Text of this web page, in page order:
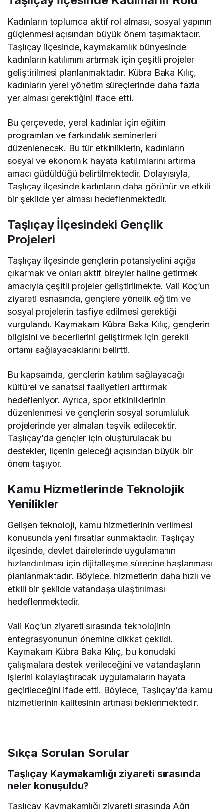
Kadınların toplumda aktif rol alması, sosyal yapının
güçlenmesi açısından büyük önem taşımaktadır.
Taşlıçay ilçesinde, kaymakamlık bünyesinde
kadınların katılımını artırmak için çeşitli projeler
geliştirilmesi planlanmaktadır. Kübra Baka Kılıç,
kadınların yerel yönetim süreçlerinde daha fazla
yer alması gerektiğini ifade etti.
Bu çerçevede, yerel kadınlar için eğitim
programları ve farkındalık seminerleri
düzenlenecek. Bu tür etkinliklerin, kadınların
sosyal ve ekonomik hayata katılımlarını artırma
amacı güdüldüğü belirtilmektedir. Dolayısıyla,
Taşlıçay ilçesinde kadınların daha görünür ve etkili
bir şekilde yer alması hedeflenmektedir.
Taşlıçay İlçesindeki Gençlik
Projeleri
Taşlıçay ilçesinde gençlerin potansiyelini açığa
çıkarmak ve onları aktif bireyler haline getirmek
amacıyla çeşitli projeler geliştirilmekte. Vali Koç’un
ziyareti esnasında, gençlere yönelik eğitim ve
sosyal projelerin tasfiye edilmesi gerektiği
vurgulandı. Kaymakam Kübra Baka Kılıç, gençlerin
bilgisini ve becerilerini geliştirmek için gerekli
ortamı sağlayacaklarını belirtti.
Bu kapsamda, gençlerin katılım sağlayacağı
kültürel ve sanatsal faaliyetleri arttırmak
hedefleniyor. Ayrıca, spor etkinliklerinin
düzenlenmesi ve gençlerin sosyal sorumluluk
projelerinde yer almaları teşvik edilecektir.
Taşlıçay’da gençler için oluşturulacak bu
destekler, ilçenin geleceği açısından büyük bir
önem taşıyor.
Kamu Hizmetlerinde Teknolojik
Yenilikler
Gelişen teknoloji, kamu hizmetlerinin verilmesi
konusunda yeni fırsatlar sunmaktadır. Taşlıçay
ilçesinde, devlet dairelerinde uygulamanın
hızlandırılması için dijitalleşme sürecine başlanması
planlanmaktadır. Böylece, hizmetlerin daha hızlı ve
etkili bir şekilde vatandaşa ulaştırılması
hedeflenmektedir.
Vali Koç’un ziyareti sırasında teknolojinin
entegrasyonunun önemine dikkat çekildi.
Kaymakam Kübra Baka Kılıç, bu konudaki
çalışmalara destek verileceğini ve vatandaşların
işlerini kolaylaştıracak uygulamaların hayata
geçirileceğini ifade etti. Böylece, Taşlıçay’da kamu
hizmetlerinin kalitesinin artması beklenmektedir.
Sıkça Sorulan Sorular
Taşlıçay Kaymakamlığı ziyareti sırasında
neler konuşuldu?
Taşlıçay Kaymakamlığı ziyareti sırasında Ağrı